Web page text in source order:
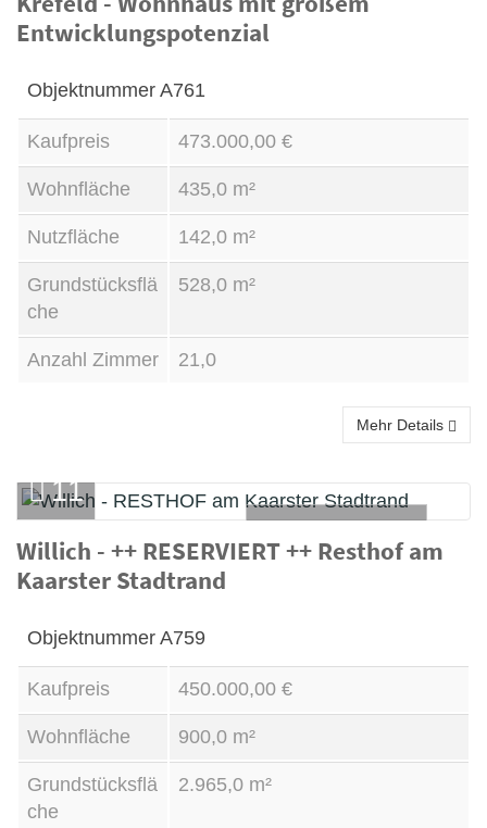
Kauf
Entwicklungspotenzial
Objektnummer A761
Kaufpreis 473.000,00 €
Wohnfläche 435,0 m²
Nutzfläche 142,0 m²
Grundstücksflä
che
528,0 m²
Anzahl Zimmer 21,0
Mehr Details
11
BAUERNHAUS
Willich - ++ RESERVIERT ++ Resthof am
Kaarster Stadtrand
Objektnummer A759
Kaufpreis 450.000,00 €
Wohnfläche 900,0 m²
Grundstücksflä
che
2.965,0 m²